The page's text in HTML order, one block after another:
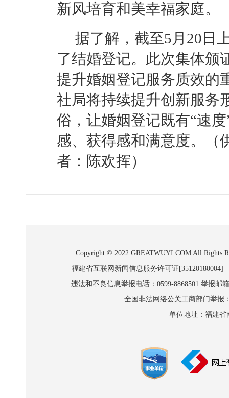
新风培育和美幸福家庭。
据了解，截至5月20日
了结婚登记。此次集体颁
提升婚姻登记服务质效的
社局将持续提升创新服务
俗，让婚姻登记既有“速
感、获得感和满意度。（
者：陈欢挥）
Copyright © 2022 GREATWUYI.COM All Rights
福建省互联网新闻信息服务许可证
违法和不良信息举报电话：0599-8868501 举报邮
全国非法网络公关工商部门举报
单位地址：福建省